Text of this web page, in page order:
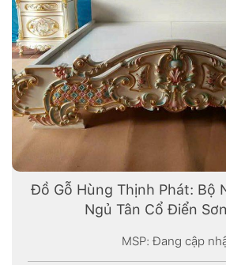
Đồ Gỗ Hùng Thịnh Phát: Bộ
Ngủ Tân Cổ Điển
MSP: Đang cập